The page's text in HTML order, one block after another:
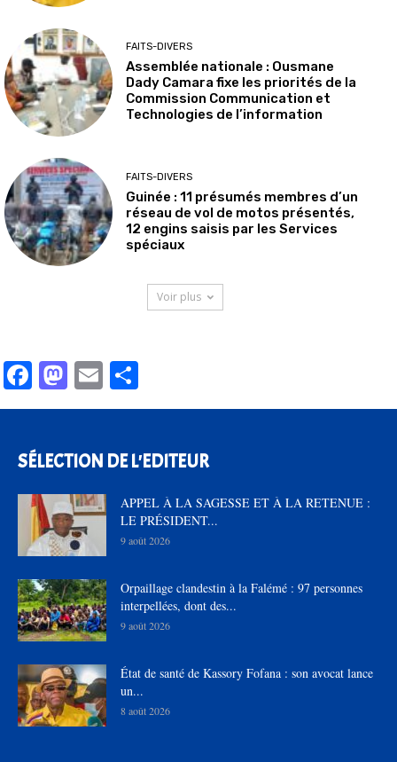
FAITS-DIVERS
Assemblée nationale : Ousmane
Dady Camara fixe les priorités de la
Commission Communication et
Technologies de l’information
FAITS-DIVERS
Guinée : 11 présumés membres d’un
réseau de vol de motos présentés,
12 engins saisis par les Services
spéciaux
Voir plus
Facebook
Mastodon
Email
SÉLECTION DE L'EDITEUR
APPEL À LA SAGESSE ET À LA RETENUE :
LE PRÉSIDENT...
9 août 2026
Orpaillage clandestin à la Falémé : 97 personnes
interpellées, dont des...
9 août 2026
État de santé de Kassory Fofana : son avocat lance
un...
8 août 2026